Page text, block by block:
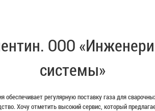
ООО
системы»
обеспечивает регулярную поставку газа для
Хочу отметить высокий сервис, который